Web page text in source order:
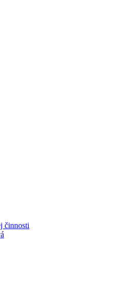
činnosti